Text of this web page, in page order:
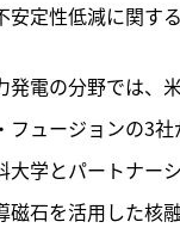
定性低減に関す
電の分野では、
フュージョンの3
大学とパートナー
磁石を活用した核